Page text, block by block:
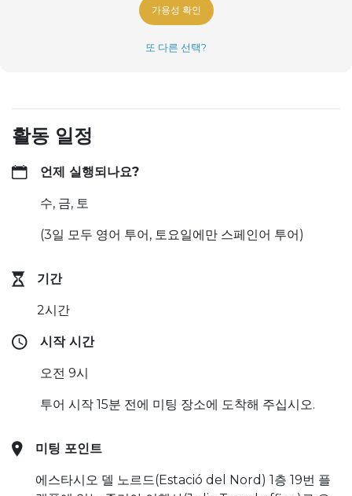
가용성 확인
또 다른 선택?
활동 일정
언제 실행되나요?
수, 금, 토
(3일 모두 영어 투어, 토요일에만 스페인어 투어)
기간
2시간
시작 시간
오전 9시
투어 시작 15분 전에 미팅 장소에 도착해 주십시오.
미팅 포인트
에스타시오 델 노르드(Estació del Nord) 1층 19번 플